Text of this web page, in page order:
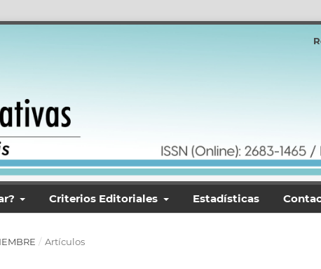
Criterios Editoriales Estadísticas
/ Artículos